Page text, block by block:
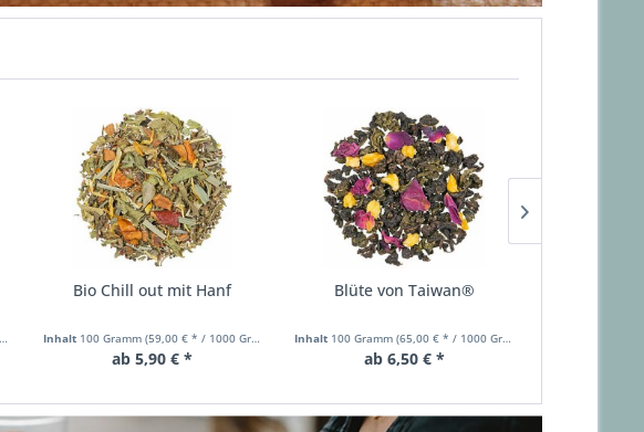
Bio Chill out mit Hanf
Inhalt 100 Gramm (59,00 € * / 1000 Gramm)
ab 5,90 € *
Blüte von Taiwan®
Inhalt 100 Gramm(65,00 € * / 1000 Gramm)
ab 6,50 € *